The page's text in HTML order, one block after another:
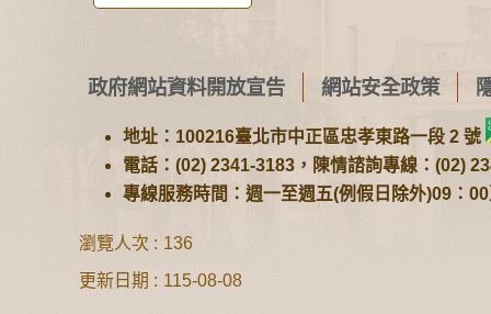
政府網站資料開放宣告 網站安全政策
地址：100216臺北市中正區忠孝東路一段 2 號
電話：(02) 2341-3183，陳情諮詢專線：(02)
專線服務時間：週一至週五(例假日除外)09：
瀏覽人次
136
更新日期
115-08-08